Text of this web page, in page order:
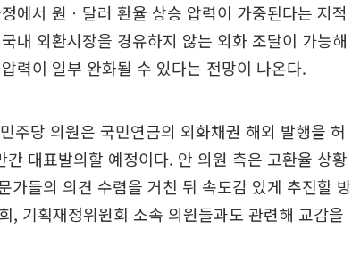
에서 원ㆍ달러 환율 상승 압력이 가중된다는 지적
내 외환시장을 경유하지 않는 외화 조달이 가능해
력이 일부 완화될 수 있다는 전망이 나온다.
주당 의원은 국민연금의 외화채권 해외 발행을 허
대표발의할 예정이다. 안 의원 측은 고환율 상황
가들의 의견 수렴을 거친 뒤 속도감 있게 추진할 방
, 기획재정위원회 소속 의원들과도 관련해 교감을